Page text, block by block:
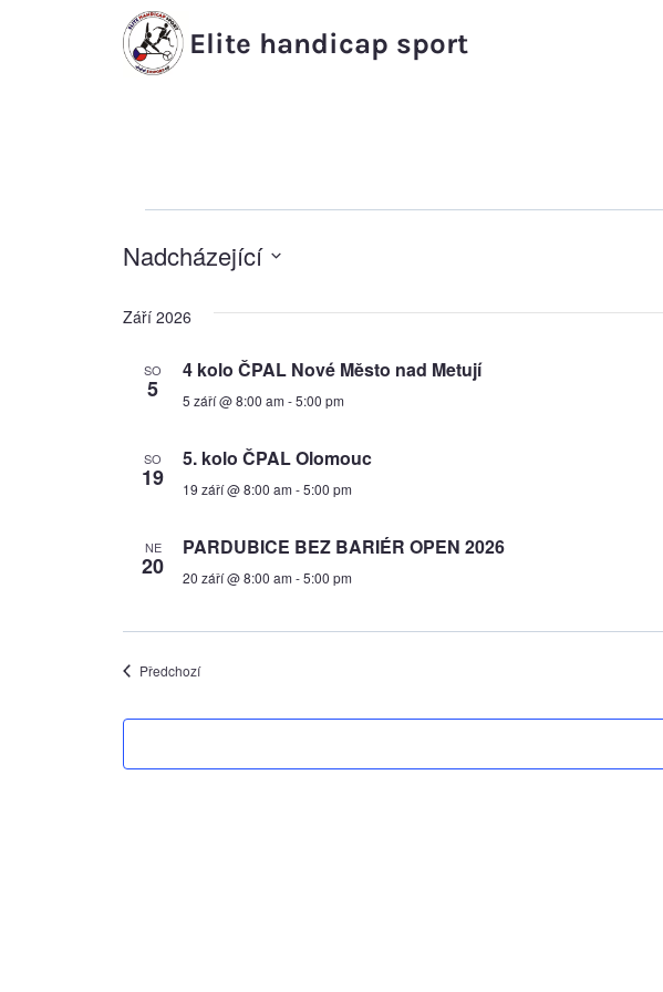
Elite handicap sport
Akce
Nadcházející
datum.
Září 2026
SO
5
4 kolo ČPAL Nové Město nad Metují
5 září @ 8:00 am -5:00 pm
SO
19
5. kolo ČPAL Olomouc
19 září @ 8:00 am -5:00 pm
NE
20
PARDUBICE BEZ BARIÉR OPEN 2026
20 září @ 8:00 am -5:00 pm
PředchozíAkce